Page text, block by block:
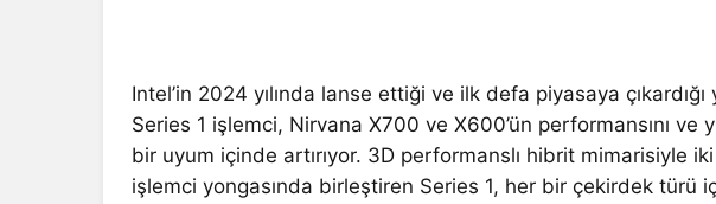
Intel’in 2024 yılında lanse ettiği ve ilk defa piyasaya
Series 1 işlemci, Nirvana X700 ve X600’ün performansını
bir uyum içinde artırıyor. 3D performanslı hibrit mimarisiyle
işlemci yongasında birleştiren Series 1, her bir çekirdek türü